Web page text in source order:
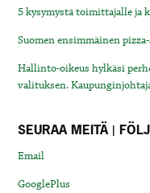
5 kysymystä toimittajalle ja
Suomen ensimmäinen
Hallinto-oikeus hylkäsi
valituksen.
SEURAA MEITÄ |
Email
GooglePlus